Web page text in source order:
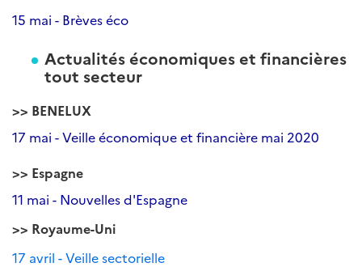
15 mai - Brèves éco
Actualités économiques et financières
tout secteur
>> BENELUX
17 mai - Veille économique et financière mai 2020
>> Espagne
11 mai - Nouvelles d'Espagne
>> Royaume-Uni
17 avril - Veille sectorielle